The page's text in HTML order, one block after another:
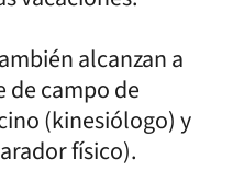
alcanzan a
de campo de
(kinesiólogo) y
físico).